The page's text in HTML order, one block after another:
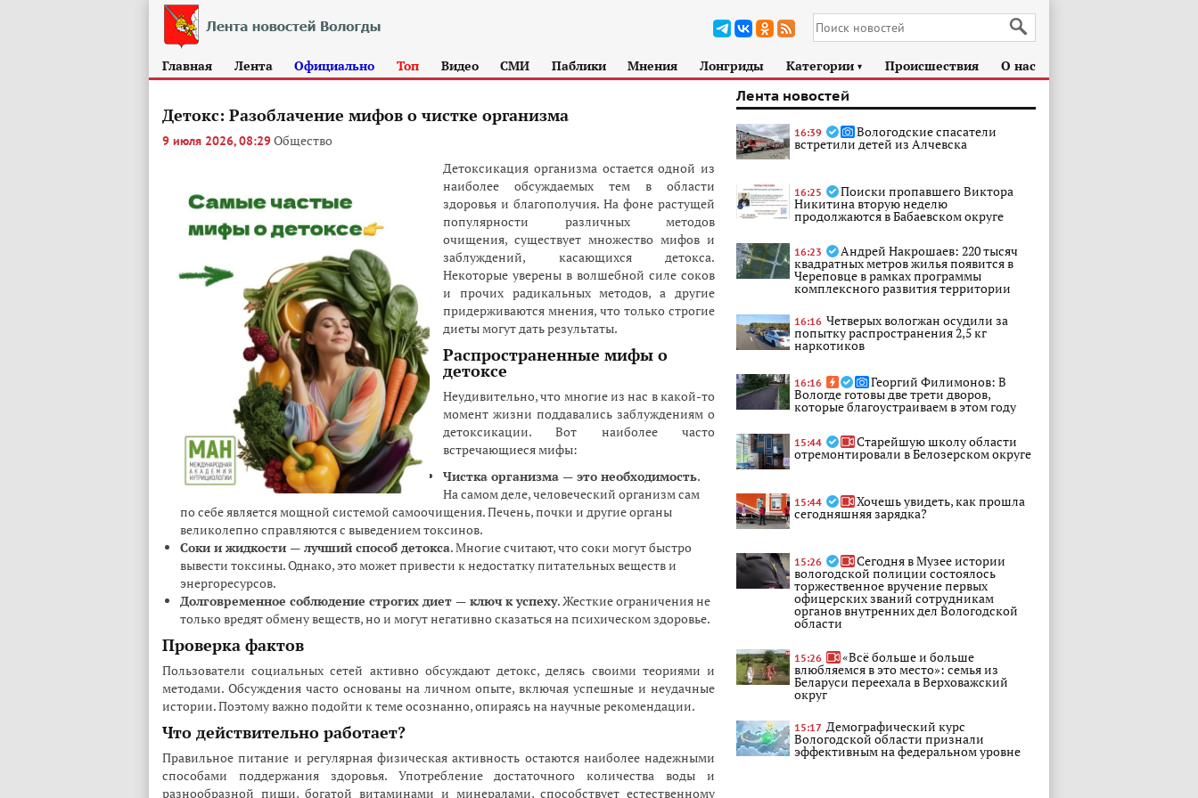
Главная Лента Официально Топ Видео СМИ Паблики Мнения Лонгриды Категории ► Происшествия О нас
Детокс: Разоблачение мифов о чистке организма
9 июля 2026, 08:29Общество
Детоксикация организма остается одной из
наиболее обсуждаемых тем в области
здоровья и благополучия. На фоне растущей
популярности различных методов
очищения, существует множество мифов и
заблуждений, касающихся детокса.
Некоторые уверены в волшебной силе соков
и прочих радикальных методов, а другие
придерживаются мнения, что только строгие
диеты могут дать результаты.
Распространенные мифы о
детоксе
Неудивительно, что многие из нас в какой-то
момент жизни поддавались заблуждениям о
детоксикации. Вот наиболее часто
встречающиеся мифы:
Чистка организма — это необходимость.
На самом деле, человеческий организм сам
по себе является мощной системой самоочищения. Печень, почки и другие органы
великолепно справляются с выведением токсинов.
Соки и жидкости — лучший способ детокса. Многие считают, что соки могут быстро
вывести токсины. Однако, это может привести к недостатку питательных веществ и
энергоресурсов.
Долговременное соблюдение строгих диет — ключ к успеху. Жесткие ограничения не
только вредят обмену веществ, но и могут негативно сказаться на психическом здоровье.
Проверка фактов
Пользователи социальных сетей активно обсуждают детокс, делясь своими теориями и
методами. Обсуждения часто основаны на личном опыте, включая успешные и неудачные
истории. Поэтому важно подойти к теме осознанно, опираясь на научные рекомендации.
Что действительно работает?
Правильное питание и регулярная физическая активность остаются наиболее надежными
способами поддержания здоровья. Употребление достаточного количества воды и
разнообразной пищи, богатой витаминами и минералами, способствует естественному
Лента новостей
16:39 Вологодские спасатели
встретили детей из Алчевска
16:25 Поиски пропавшего Виктора
Никитина вторую неделю
продолжаются в Бабаевском округе
16:23 Андрей Накрошаев: 220 тысяч
квадратных метров жилья появится в
Череповце в рамках программы
комплексного развития территории
16:16 Четверых вологжан осудили за
попытку распространения 2,5 кг
наркотиков
16:16 Георгий Филимонов: В
Вологде готовы две трети дворов,
которые благоустраиваем в этом году
15:44 Старейшую школу области
отремонтировали в Белозерском округе
15:44 Хочешь увидеть, как прошла
сегодняшняя зарядка?
15:26 Сегодня в Музее истории
вологодской полиции состоялось
торжественное вручение первых
офицерских званий сотрудникам
органов внутренних дел Вологодской
области
15:26 «Всё больше и больше
влюбляемся в это место»: семья из
Беларуси переехала в Верховажский
округ
15:17 Демографический курс
Вологодской области признали
эффективным на федеральном уровне